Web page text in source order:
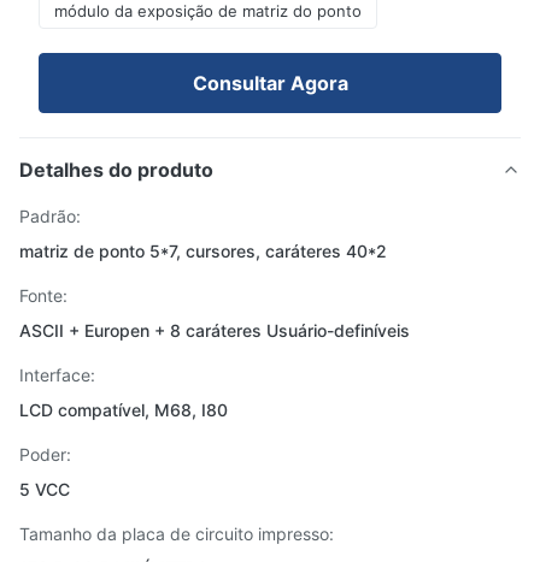
módulo da exposição de matriz do ponto
Consultar Agora
Detalhes do produto
Padrão:
matriz de ponto 5*7, cursores, caráteres 40*2
Fonte:
ASCII + Europen + 8 caráteres Usuário-definíveis
Interface:
LCD compatível, M68, I80
Poder:
5 VCC
Tamanho da placa de circuito impresso: